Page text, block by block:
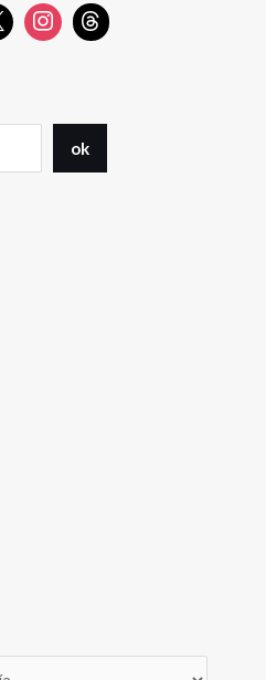
ok